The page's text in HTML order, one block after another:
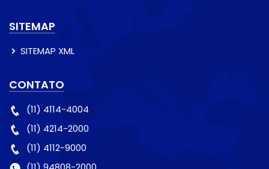
SITEMAP
SITEMAP XML
CONTATO
(11) 4114-4004
(11) 4214-2000
(11) 4112-9000